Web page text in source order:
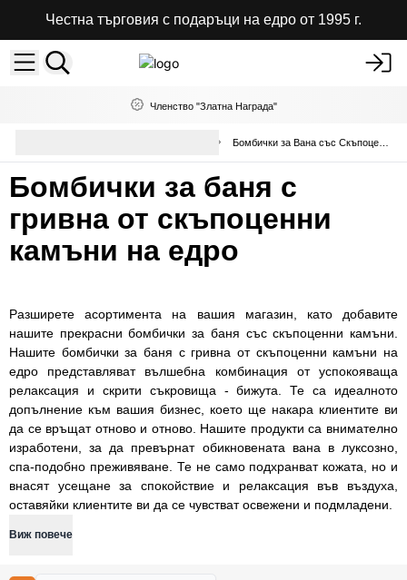
Честна търговия с подаръци на едро от 1995 г.
Членство "Златна Награда"
Бомбички за баня с
гривна от скъпоценни
камъни на едро
Разширете асортимента на вашия магазин, като добавите
нашите прекрасни бомбички за баня със скъпоценни камъни.
Нашите бомбички за баня с гривна от скъпоценни камъни на
едро представляват вълшебна комбинация от успокояваща
релаксация и скрити съкровища - бижута. Те са идеалното
допълнение към вашия бизнес, което ще накара клиентите ви
да се връщат отново и отново. Нашите продукти са внимателно
изработени, за да превърнат обикновената вана в луксозно,
спа-подобно преживяване. Те не само подхранват кожата, но и
внасят усещане за спокойствие и релаксация във въздуха,
оставяйки клиентите ви да се чувстват освежени и подмладени.
Виж повече